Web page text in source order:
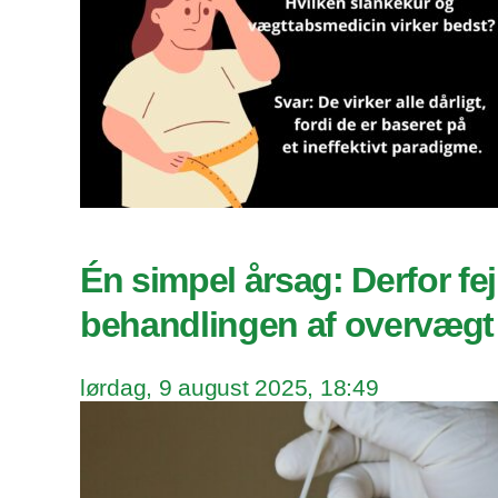
Én simpel årsag: Derfor
behandlingen af overvægt
lørdag, 9 august 2025, 18:49